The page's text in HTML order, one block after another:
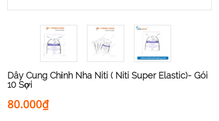
Dây Cung Chỉnh Nha Niti ( Niti Super Elastic)- Gói
10 Sợi
80.000₫